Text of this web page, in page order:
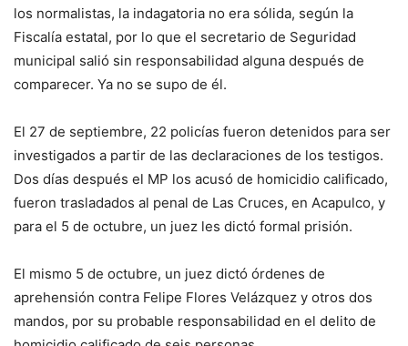
los normalistas, la indagatoria no era sólida, según la
Fiscalía estatal, por lo que el secretario de Seguridad
municipal salió sin responsabilidad alguna después de
comparecer. Ya no se supo de él.
El 27 de septiembre, 22 policías fueron detenidos para ser
investigados a partir de las declaraciones de los testigos.
Dos días después el MP los acusó de homicidio calificado,
fueron trasladados al penal de Las Cruces, en Acapulco, y
para el 5 de octubre, un juez les dictó formal prisión.
El mismo 5 de octubre, un juez dictó órdenes de
aprehensión contra Felipe Flores Velázquez y otros dos
mandos, por su probable responsabilidad en el delito de